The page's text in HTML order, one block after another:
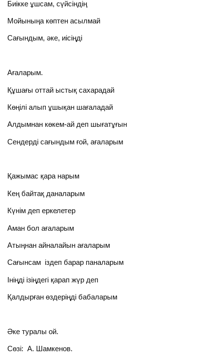
Биікке ұшсам, сүйсіндің
Мойыныңа көптен асылмай
Сағындым, әке, иісіңді
Ағаларым.
Құшағы оттай ыстық сахарадай
Көңілі алып ұшықан шағаладай
Алдымнан көкем-ай деп шығатұғын
Сендерді сағындым ғой, ағаларым
Қажымас қара нарым
Кең байтақ даналарым
Күнім деп еркелетер
Аман бол ағаларым
Атыңнан айналайын ағаларым
Сағынсам іздеп барар паналарым
Ініңді ізіңдегі қарап жүр деп
Қалдырған өздеріңді бабаларым
Әке туралы ой.
Сөзі: А. Шамкенов.